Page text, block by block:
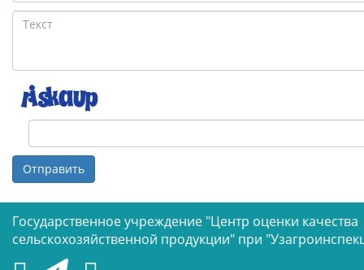
Отправить
Государственное учреждение "Центр оценки качества
сельскохозяйственной продукции" при